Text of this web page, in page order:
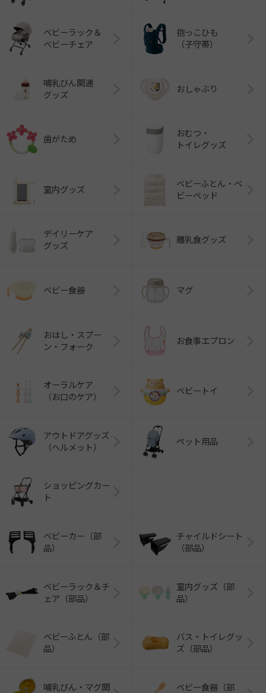
ベビーラック＆
ベビーチェア
抱っこひも
（子守帯）
哺乳びん関連
グッズ
おしゃぶり
歯がため
おむつ・
トイレグッズ
室内グッズ
ベビーふとん・ベ
ビーベッド
デイリーケア
グッズ
離乳食グッズ
ベビー食器 マグ
おはし・スプー
ン・フォーク
お食事エプロン
オーラルケア
（お口のケア）
ベビートイ
アウトドアグッズ
（ヘルメット）
ペット用品
ショッピングカー
ト
ベビーカー（部
品）
チャイルドシート
（部品）
ベビーラック＆チ
ェア（部品）
室内グッズ（部
品）
ベビーふとん（部
品）
バス・トイレグッ
ズ（部品）
哺乳びん・マグ関
ベビー食器（部